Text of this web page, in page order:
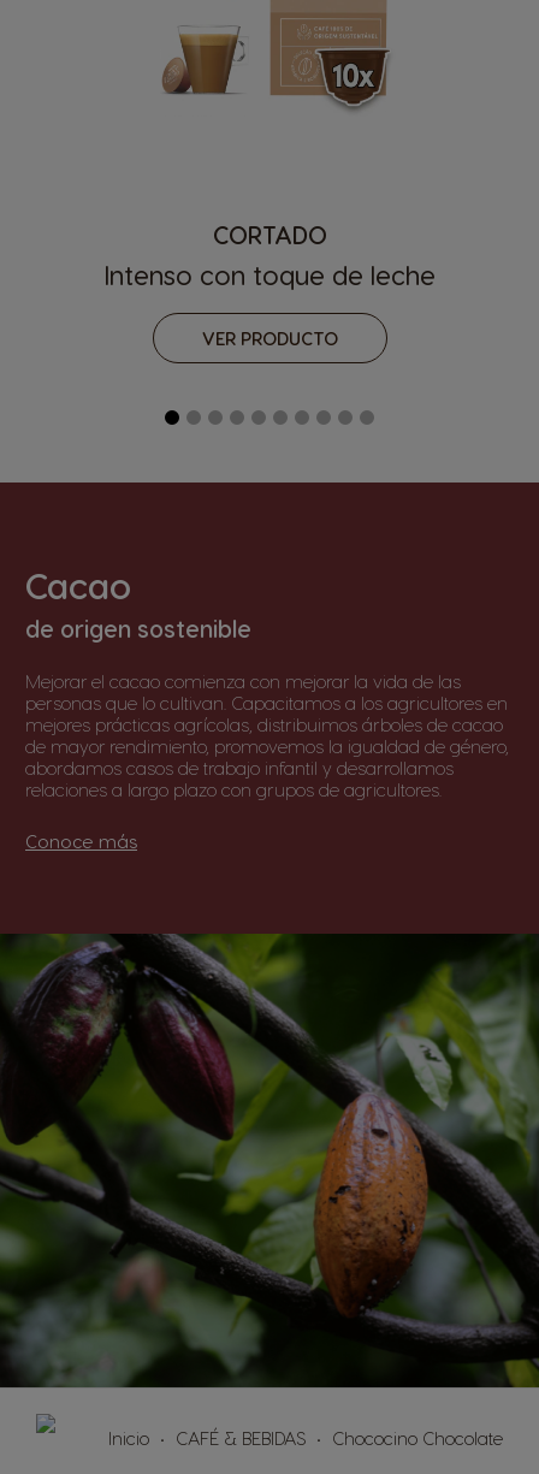
CORTADO
Intenso con toque de leche
VER PRODUCTO
Cacao
de origen sostenible
Mejorar el cacao comienza con mejorar la vida de las
personas que lo cultivan. Capacitamos a los agricultores en
mejores prácticas agrícolas, distribuimos árboles de cacao
de mayor rendimiento, promovemos la igualdad de género,
abordamos casos de trabajo infantil y desarrollamos
relaciones a largo plazo con grupos de agricultores.
Conoce más
Inicio CAFÉ & BEBIDAS Chococino Chocolate